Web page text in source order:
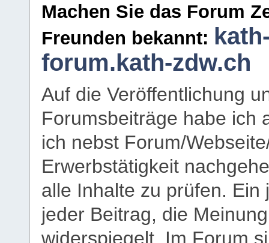
Machen Sie das Forum
Freunden bekannt:
forum.kath-zdw.ch
Auf die Veröffentlichung
Forumsbeiträge habe ich
ich nebst Forum/
Erwerbstätigkeit
alle Inhalte zu prüfen.
jeder Beitrag, die
widerspiegelt. Im Forum